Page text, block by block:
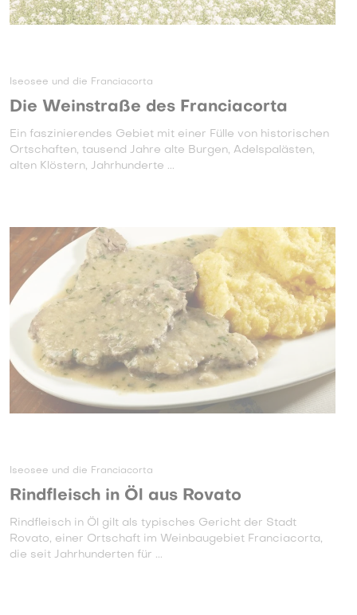
Iseosee und die Franciacorta
Die Weinstraße des Franciacorta
Ein faszinierendes Gebiet mit einer Fülle von historischen
Ortschaften, tausend Jahre alte Burgen, Adelspalästen,
alten Klöstern, Jahrhunderte ...
Iseosee und die Franciacorta
Rindfleisch in Öl aus Rovato
Rindfleisch in Öl gilt als typisches Gericht der Stadt
Rovato, einer Ortschaft im Weinbaugebiet Franciacorta,
die seit Jahrhunderten für ...